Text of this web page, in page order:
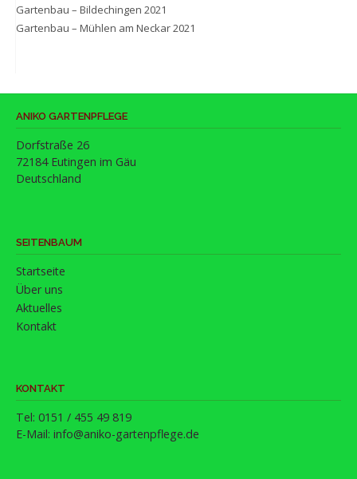
Gartenbau – Bildechingen 2021
Gartenbau – Mühlen am Neckar 2021
ANIKO GARTENPFLEGE
Dorfstraße 26
72184 Eutingen im Gäu
Deutschland
SEITENBAUM
Startseite
Über uns
Aktuelles
Kontakt
KONTAKT
Tel: 0151 / 455 49 819
E-Mail: info@aniko-gartenpflege.de